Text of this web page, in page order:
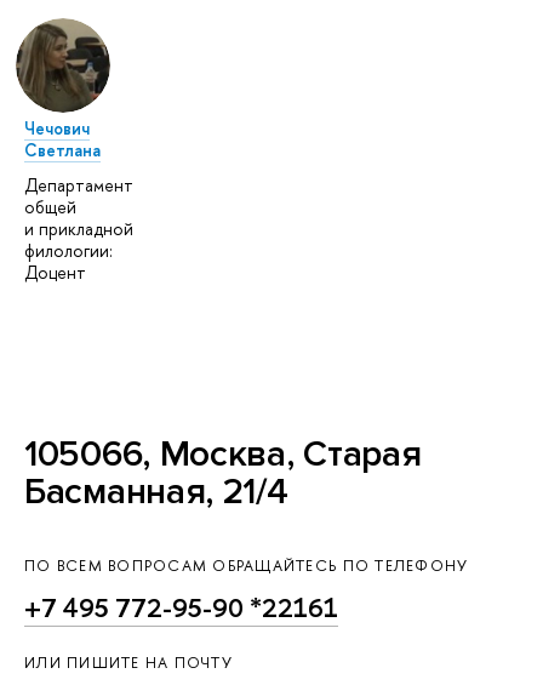
Чечович
Светлана
Департамент
общей
и прикладной
филологии:
Доцент
105066, Москва, Старая
Басманная, 21/4
ПО ВСЕМ ВОПРОСАМ ОБРАЩАЙТЕСЬ ПО ТЕЛЕФОНУ
+7 495 772-95-90 *22161
ИЛИ ПИШИТЕ НА ПОЧТУ